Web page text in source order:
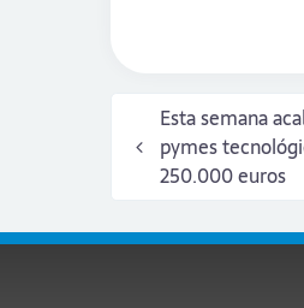
Esta semana
pymes
250.000 euros